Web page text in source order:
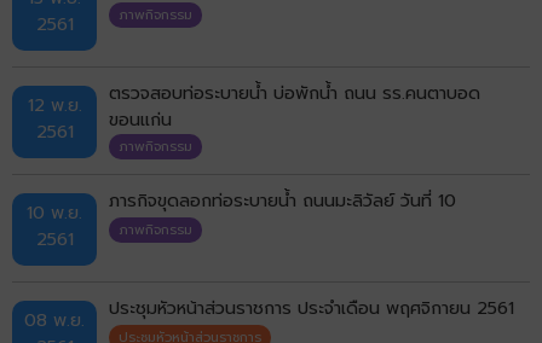
2561
ภาพกิจกรรม
12 พ.ย.
2561
ตรวจสอบท่อระบายน้ำ บ่อพักน้ำ ถนน รร.คนตาบอด
ขอนแก่น
ภาพกิจกรรม
10 พ.ย.
2561
ภารกิจขุดลอกท่อระบายน้ำ ถนนมะลิวัลย์ วันที่ 10
ภาพกิจกรรม
08 พ.ย.
ประชุมหัวหน้าส่วนราชการ ประจำเดือน พฤศจิกายน 2561
ประชุมหัวหน้าส่วนราชการ